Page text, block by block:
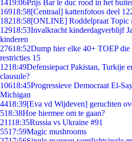
1419:06Prijs Bar le duc rood in het
16918:58[Centraal] kattenfotoos deel
18218:58[ONLINE] Roddelpraat Topic
12918:53Invalkracht kinderdagverblijf
kinderen
27618:52Dump hier elke 40+ TOEP
restricties 15
1218:49Defensiepact Pakistan, Turkije
clausule?
10618:45Progressieve Democraat El-
Michigan
4418:39[Eva vd Wijdeven] geruchten
518:38Hoe hiermee om te gaan?
21118:35Russia vs Ukraine #91
5517:59Magic mushrooms